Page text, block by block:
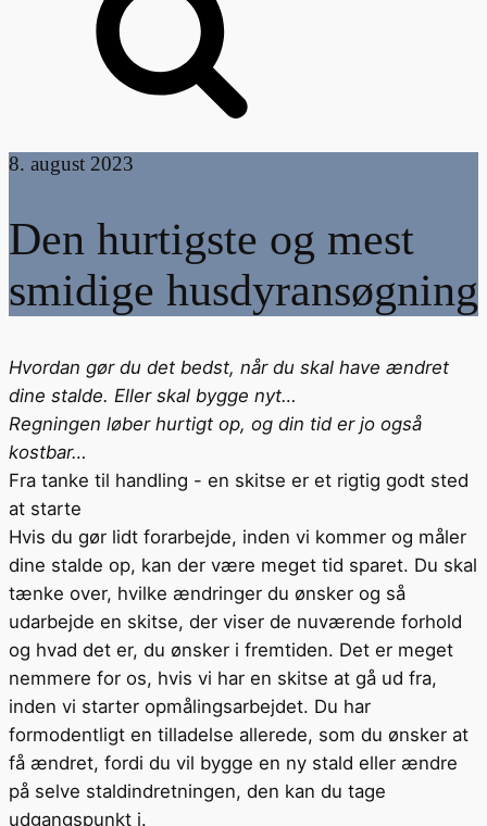
8. august 2023
Den hurtigste og mest
smidige husdyransøgning
Hvordan gør du det bedst, når du skal have ændret
dine stalde. Eller skal bygge nyt…
Regningen løber hurtigt op, og din tid er jo også
kostbar…
Fra tanke til handling - en skitse er et rigtig godt sted
at starte
Hvis du gør lidt forarbejde, inden vi kommer og måler
dine stalde op, kan der være meget tid sparet. Du skal
tænke over, hvilke ændringer du ønsker og så
udarbejde en skitse, der viser de nuværende forhold
og hvad det er, du ønsker i fremtiden. Det er meget
nemmere for os, hvis vi har en skitse at gå ud fra,
inden vi starter opmålingsarbejdet. Du har
formodentligt en tilladelse allerede, som du ønsker at
få ændret, fordi du vil bygge en ny stald eller ændre
på selve staldindretningen, den kan du tage
udgangspunkt i.